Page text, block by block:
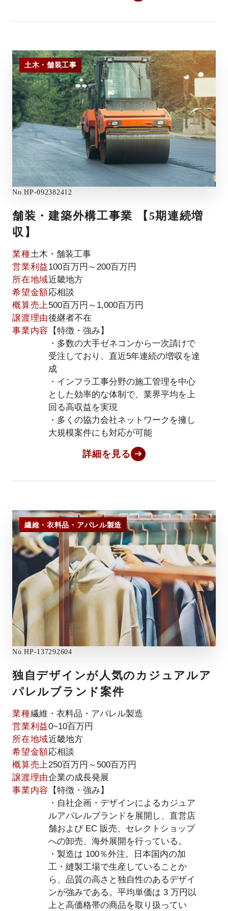
土木・舗装工事
No.HP-092382412
舗装・建築外構工事業 【5期連続増
収】
業種土木・舗装工事
営業利益100百万円～200百万円
所在地域近畿地方
希望金額応相談
概算売上500百万円～1,000百万円
譲渡理由後継者不在
事業内容
【特徴・強み】
・多数の大手ゼネコンから一次請けで
受注しており、直近5年連続の増収を達
成
・インフラ工事分野の施工管理を中心
とした効率的な体制で、業界平均を上
回る高収益を実現
・多くの協力会社ネットワークを擁し
大規模案件にも対応が可能
詳細を見る
繊維・衣料品・アパレル製造
No.HP-137292604
独自デザインが人気のカジュアルア
パレルブランド案件
業種繊維・衣料品・アパレル製造
営業利益0~10百万円
所在地域近畿地方
希望金額応相談
概算売上250百万円～500百万円
譲渡理由企業の成長発展
事業内容
【特徴・強み】
・自社企画・デザインによるカジュア
ルアパレルブランドを展開し、直営店
舗および EC 販売、セレクトショップ
への卸売、海外展開を行っている。
・製造は 100％外注。日本国内の加
工・縫製工場で生産していることか
ら、品質の高さと独自性のあるデザイ
ンが強みである。平均単価は 3 万円以
上と高価格帯の商品を取り扱ってい